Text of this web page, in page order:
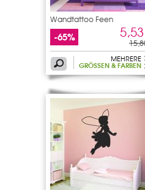
Wandtattoo Feen
-65%
MEHRERE
GRÖSSEN & FARBEN